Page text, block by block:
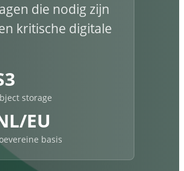
die nodig zijn
kritische digitale
storage
EU
basis